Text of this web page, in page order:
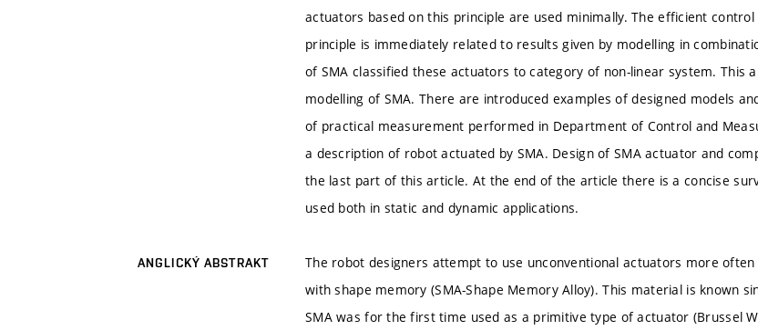
actuators based on this principle are used minimally. The efficient
principle is immediately related to results given by modelling in
of SMA classified these actuators to category of non-linear system. This
modelling of SMA. There are introduced examples of designed models
of practical measurement performed in Department of Control and
a description of robot actuated by SMA. Design of SMA actuator and
the last part of this article. At the end of the article there is a concise
used both in static and dynamic applications.
ANGLICKÝ ABSTRAKT
The robot designers attempt to use unconventional actuators more
with shape memory (SMA-Shape Memory Alloy). This material is known
SMA was for the first time used as a primitive type of actuator (Brussel